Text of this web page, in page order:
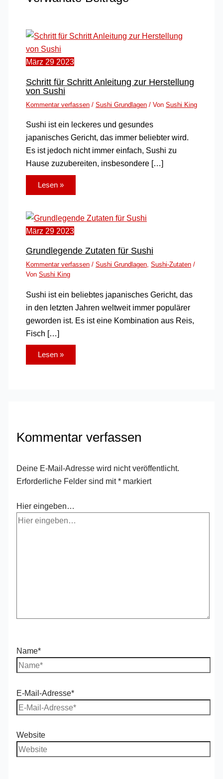
März 29 2023
Schritt für Schritt Anleitung zur Herstellung
von Sushi
Kommentar verfassen / Sushi Grundlagen/ Von Sushi King
Sushi ist ein leckeres und gesundes
japanisches Gericht, das immer beliebter wird.
Es ist jedoch nicht immer einfach, Sushi zu
Hause zuzubereiten, insbesondere […]
Lesen »
März 29 2023
Grundlegende Zutaten für Sushi
Kommentar verfassen / Sushi Grundlagen, Sushi-Zutaten/
Von Sushi King
Sushi ist ein beliebtes japanisches Gericht, das
in den letzten Jahren weltweit immer populärer
geworden ist. Es ist eine Kombination aus Reis,
Fisch […]
Lesen »
Kommentar verfassen
Deine E-Mail-Adresse wird nicht veröffentlicht.
Erforderliche Felder sind mit* markiert
Hier eingeben…
Name*
E-Mail-Adresse*
Website